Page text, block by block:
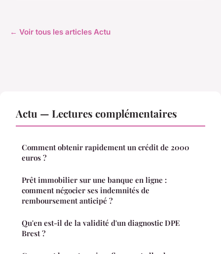
← Voir tous les articles Actu
Actu — Lectures complémentaires
Comment obtenir rapidement un crédit de 2000
euros ?
Prêt immobilier sur une banque en ligne :
comment négocier ses indemnités de
remboursement anticipé ?
Qu'en est-il de la validité d'un diagnostic DPE
Brest ?